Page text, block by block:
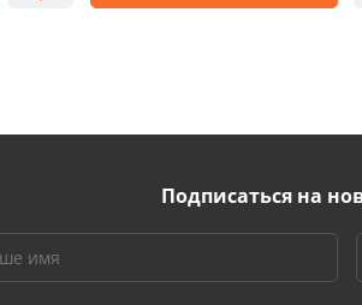
Подписаться на